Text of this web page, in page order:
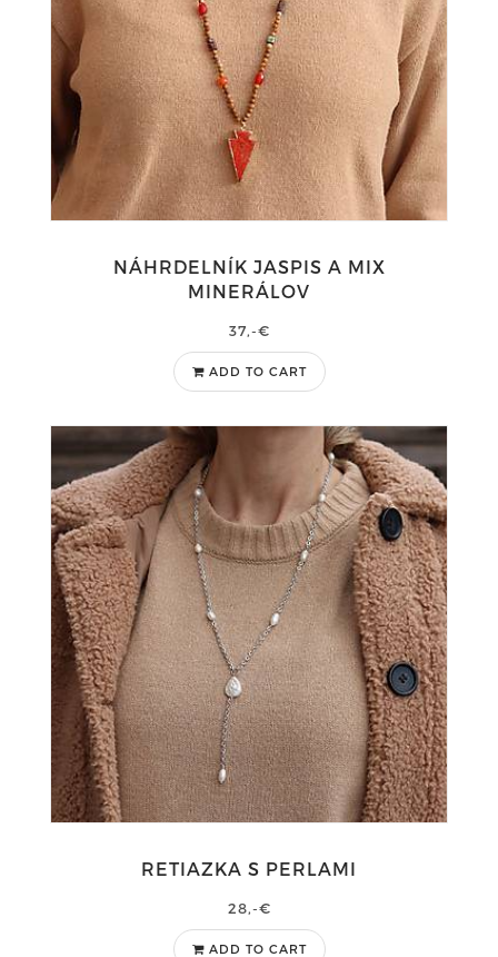
NÁHRDELNÍK JASPIS A MIX
MINERÁLOV
37,-€
ADD TO CART
RETIAZKA S PERLAMI
28,-€
ADD TO CART